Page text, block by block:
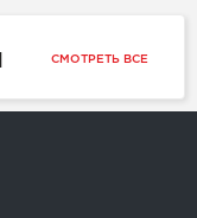
СМОТРЕТЬ ВСЕ